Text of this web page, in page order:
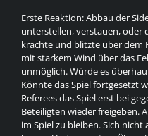
Erste Reaktion: Abbau der
unterstellen, verstauen, oder
krachte und blitzte über dem
mit starkem Wind über das
unmöglich. Würde es
Könnte das Spiel fortgesetzt
Referees das Spiel erst bei
Beteiligten wieder freigeben.
im Spiel zu bleiben. Sich